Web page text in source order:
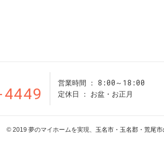
営業時間 8:00～18:00
定休日 お盆・お正月
© 2019 夢のマイホームを実現、 玉名市・玉名郡・荒尾